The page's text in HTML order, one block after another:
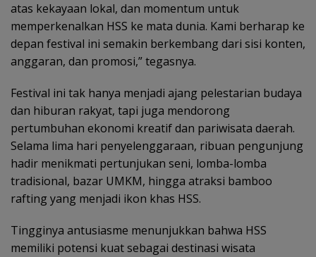
atas kekayaan lokal, dan momentum untuk
memperkenalkan HSS ke mata dunia. Kami berharap ke
depan festival ini semakin berkembang dari sisi konten,
anggaran, dan promosi,” tegasnya.
Festival ini tak hanya menjadi ajang pelestarian budaya
dan hiburan rakyat, tapi juga mendorong
pertumbuhan ekonomi kreatif dan pariwisata daerah.
Selama lima hari penyelenggaraan, ribuan pengunjung
hadir menikmati pertunjukan seni, lomba-lomba
tradisional, bazar UMKM, hingga atraksi bamboo
rafting yang menjadi ikon khas HSS.
Tingginya antusiasme menunjukkan bahwa HSS
memiliki potensi kuat sebagai destinasi wisata